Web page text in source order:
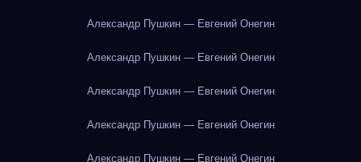
Александр Пушкин — Евгений Онегин
Александр Пушкин — Евгений Онегин
Александр Пушкин — Евгений Онегин
Александр Пушкин — Евгений Онегин
Александр Пушкин — Евгений Онегин